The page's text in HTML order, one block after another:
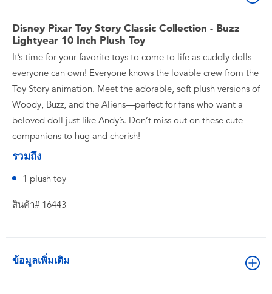
ตัวละครเพี่อการสะสม
แกดเจ็ต
Disney Pixar Toy Story Classic Collection - Buzz
Lightyear 10 Inch Plush Toy
It’s time for your favorite toys to come to life as cuddly dolls
everyone can own! Everyone knows the lovable crew from the
Toy Story animation. Meet the adorable, soft plush versions of
Woody, Buzz, and the Aliens—perfect for fans who want a
beloved doll just like Andy’s. Don’t miss out on these cute
companions to hug and cherish!
รวมถึง
1 plush toy
สินค้า# 16443
ข้อมูลเพิ่มเติม